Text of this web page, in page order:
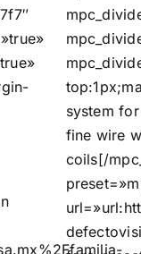
system
fine wire
coils[/